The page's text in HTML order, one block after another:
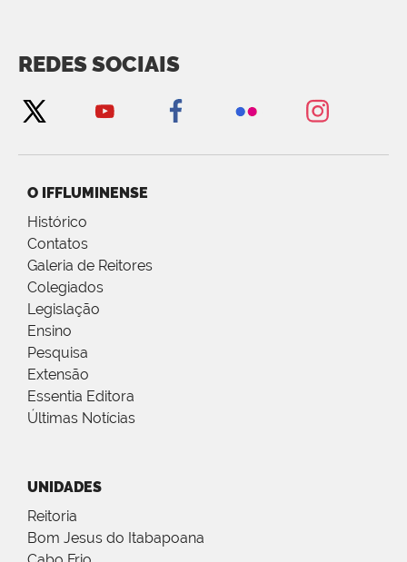
REDES SOCIAIS
O IFFLUMINENSE
Histórico
Contatos
Galeria de Reitores
Colegiados
Legislação
Ensino
Pesquisa
Extensão
Essentia Editora
Últimas Notícias
UNIDADES
Reitoria
Bom Jesus do Itabapoana